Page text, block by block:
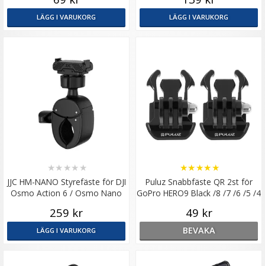
LÄGG I VARUKORG LÄGG I VARUKORG
JJC HM-NANO Styrefäste för DJI
Osmo Action 6 / Osmo Nano
★★ ★★ ★
259 kr
LÄGG I VARUKORG
Puluz Snabbfäste QR 2st för
GoPro HERO9 Black /8 /7 /6 /5 /4
★★★★★
49 kr
BEVAKA